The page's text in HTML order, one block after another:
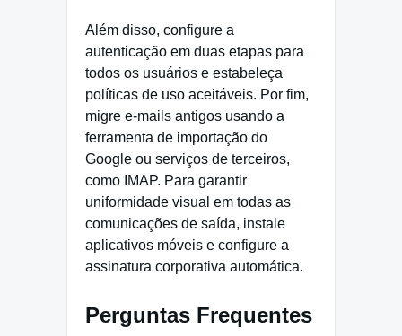
Além disso, configure a
autenticação em duas etapas para
todos os usuários e estabeleça
políticas de uso aceitáveis. Por fim,
migre e-mails antigos usando a
ferramenta de importação do
Google ou serviços de terceiros,
como IMAP. Para garantir
uniformidade visual em todas as
comunicações de saída, instale
aplicativos móveis e configure a
assinatura corporativa automática.
Perguntas Frequentes